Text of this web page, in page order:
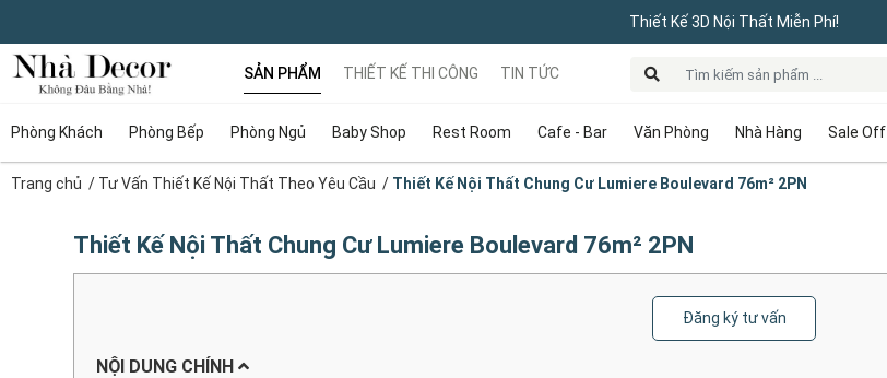
Thiết Kế 3D Nội Thất Miễn Phí!
SẢN PHẨM
Phòng Khách Phòng Bếp Phòng Ngủ Baby Shop Rest Room Cafe - Bar Văn Phòng Nhà Hàng Sale Off
THIẾT KẾ THI CÔNG TIN TỨC
Trang chủ / Tư Vấn Thiết Kế Nội Thất Theo Yêu Cầu / Thiết Kế Nội Thất Chung Cư Lumiere Boulevard 76m² 2PN
Thiết Kế Nội Thất Chung Cư Lumiere Boulevard 76m² 2PN
Đăng ký tư vấn
NỘI DUNG CHÍNH